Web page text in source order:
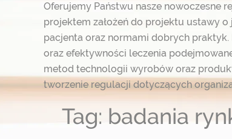
Oferujemy Państwu nasze nowoczesne
projektem założeń do projektu ustawy
pacjenta oraz normami dobrych
oraz efektywności leczenia
metod technologii wyrobów oraz
tworzenie regulacji dotyczących
Tag: badania